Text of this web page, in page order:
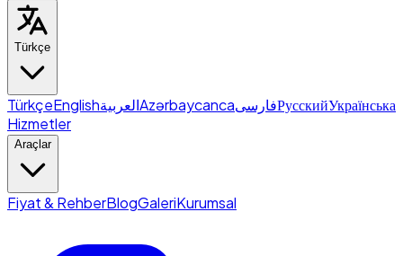
Türkçe
TürkçeEnglishالعربيةAzərbaycancaفارسیРусскийУкраїнська
Hizmetler
Araçlar
Fiyat & RehberBlogGaleriKurumsal